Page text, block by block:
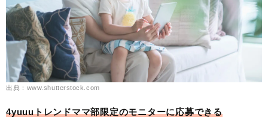
出典：www.shutterstock.com
4yuuuトレンドママ部限定のモニターに応募できる